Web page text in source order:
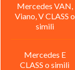
Mercedes VAN,
Viano, V CLASS o
simili
Mercedes E
CLASS o simili